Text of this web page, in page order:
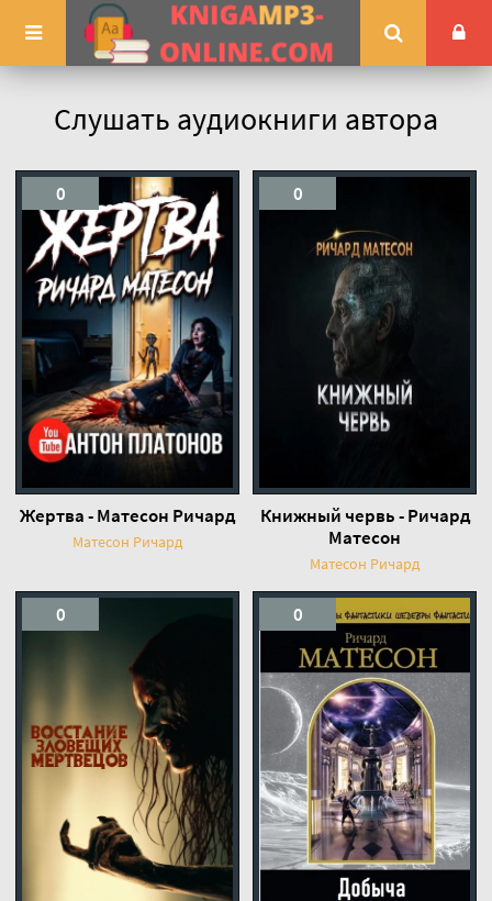
Слушать аудиокниги автора
0
Жертва - Матесон Ричард
Матесон Ричард
0
Книжный червь - Ричард
Матесон
Матесон Ричард
0 0